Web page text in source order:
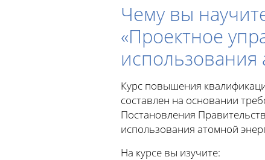
Чему вы
«Проектное
Курс повышения
составлен на основании
Постановления
использования атомной
На курсе вы изучите: